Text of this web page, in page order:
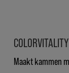
Maakt kammen